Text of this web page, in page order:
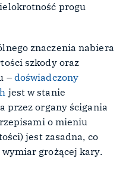
progu
znaczenia nabiera
szkody oraz
– doświadczony
jest w stanie
przez organy ścigania
o mieniu
jest zasadna, co
grożącej kary.